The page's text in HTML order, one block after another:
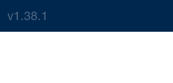
v1.38.1